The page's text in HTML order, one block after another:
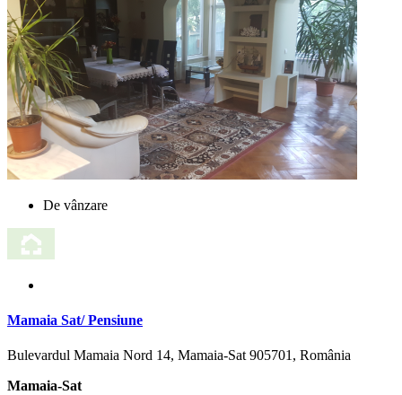
De vânzare
Mamaia Sat/ Pensiune
Bulevardul Mamaia Nord 14, Mamaia-Sat 905701, România
Mamaia-Sat